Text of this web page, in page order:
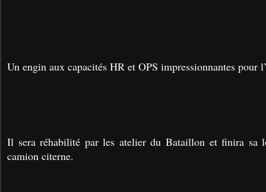
Un engin aux capacités HR et OPS impressionnantes pour
Il sera réhabilité par les atelier du Bataillon et finira sa
camion citerne.